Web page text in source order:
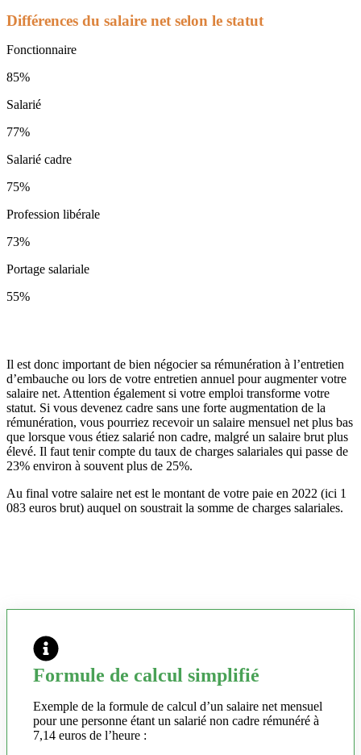
Différences du salaire net selon le statut
Fonctionnaire
85%
Salarié
77%
Salarié cadre
75%
Profession libérale
73%
Portage salariale
55%
Il est donc important de bien négocier sa rémunération à l’entretien
d’embauche ou lors de votre entretien annuel pour augmenter votre
salaire net. Attention également si votre emploi transforme votre
statut. Si vous devenez cadre sans une forte augmentation de la
rémunération, vous pourriez recevoir un salaire mensuel net plus bas
que lorsque vous étiez salarié non cadre, malgré un salaire brut plus
élevé. Il faut tenir compte du taux de charges salariales qui passe de
23% environ à souvent plus de 25%.
Au final votre salaire net est le montant de votre paie en 2022 (ici 1
083 euros brut) auquel on soustrait la somme de charges salariales.
Formule de calcul simplifié
Exemple de la formule de calcul d’un salaire net mensuel
pour une personne étant un salarié non cadre rémunéré à
7,14 euros de l’heure :